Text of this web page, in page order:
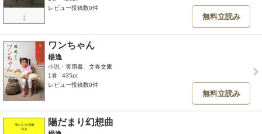
レビュー投稿数0件
無料立読み
ワンちゃん
楊逸
小説・実用書、文春文庫
1巻
435pt
レビュー投稿数0件
無料立読み
陽だまり幻想曲